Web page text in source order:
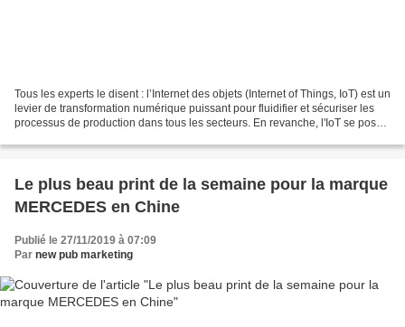
Tous les experts le disent : l’Internet des objets (Internet of Things, IoT) est un
levier de transformation numérique puissant pour fluidifier et sécuriser les
processus de production dans tous les secteurs. En revanche, l'IoT se pose
Le plus beau print de la semaine pour la marque
MERCEDES en Chine
Publié le 27/11/2019 à 07:09
Par new pub marketing